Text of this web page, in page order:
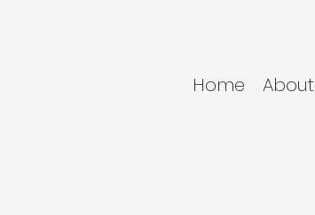
Home About